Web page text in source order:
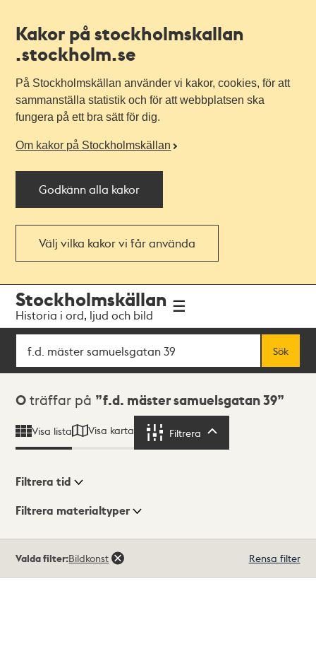
Kakor på stockholmskallan
.stockholm.se
På Stockholmskällan använder vi kakor, cookies, för att
sammanställa statistik och för att webbplatsen ska
fungera på ett bra sätt för dig.
Om kakor på Stockholmskällan
Godkänn alla kakor
Välj vilka kakor vi får använda
navigationen
huvudinnehållet
Stockholmskällan
Historia i ord, ljud och bild
Sök
Sök
Sökresultat
0 träffar på f.d. mäster samuelsgatan 39
Visa lista Visa karta Filtrera
Visningsläge
Filtrera tid
Filtrera materialtyper
träffar
Valda filter:Bildkonst Rensa filter